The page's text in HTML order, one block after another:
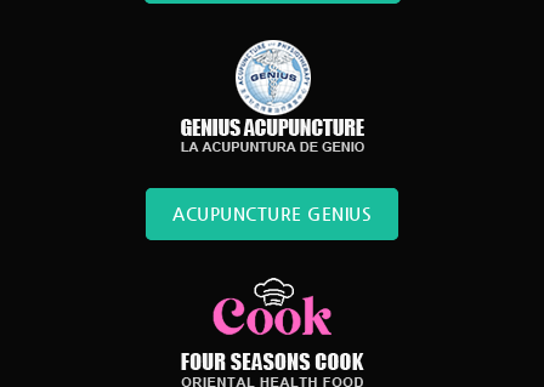
ACUPUNCTURE GENIUS